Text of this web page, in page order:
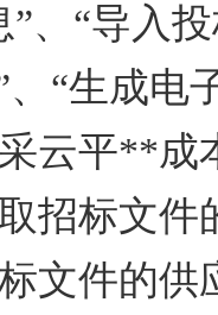
、“导入
、“生成
云平**成
招标文
文件的